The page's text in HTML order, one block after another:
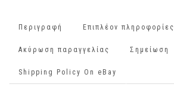
Περιγραφή Επιπλέον πληροφορίες
Ακύρωση παραγγελίας Σημείωση
Shipping Policy On eBay